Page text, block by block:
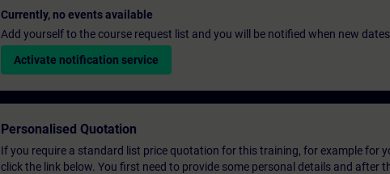
Currently, no events available
Add yourself to the course request list and you will be notified when new
Activate notification service
Personalised Quotation
If you require a standard list price quotation for this training, for example for
click the link below. You first need to provide some personal details and after